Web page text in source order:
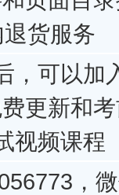
货服务
，可以加
更新和
视频课程
，